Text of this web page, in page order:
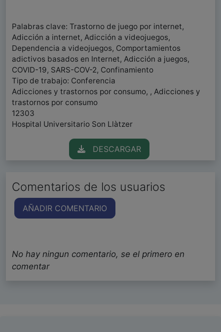
Palabras clave: Trastorno de juego por internet,
Adicción a internet, Adicción a videojuegos,
Dependencia a videojuegos, Comportamientos
adictivos basados ​​en Internet, Adicción a juegos,
COVID-19, SARS-COV-2, Confinamiento
Tipo de trabajo: Conferencia
Adicciones y trastornos por consumo, , Adicciones y
trastornos por consumo
12303
Hospital Universitario Son Llàtzer
DESCARGAR
Comentarios de los usuarios
AÑADIR COMENTARIO
No hay ningun comentario, se el primero en
comentar